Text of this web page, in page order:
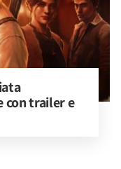
con trailer e